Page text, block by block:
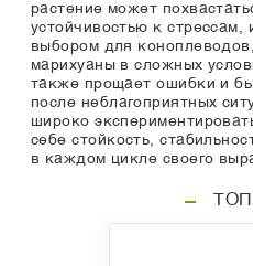
растение может
устойчивостью к стрессам,
выбором для
марихуаны в сложных
также прощает ошибки и
после неблагоприятных
широко
себе стойкость,
в каждом цикле своего